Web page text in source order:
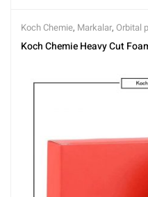
Koch Chemie, Markalar, Orbital
Polisaj ve Parlatma,Tüm Ürünler
Koch Chemie Heavy Cut